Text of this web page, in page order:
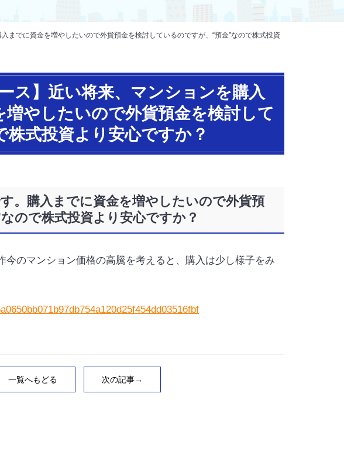
までに資金を増やしたいので外貨預金を検討しているのですが、“預金”なので株式投資
ス】近い将来、マンションを購入
やしたいので外貨預金を検討して
式投資より安心ですか？
。購入までに資金を増やしたいので外貨預
ので株式投資より安心ですか？
のマンション価格の高騰を考えると、購入は少し様子をみ
一覧へもどる 次の記事→